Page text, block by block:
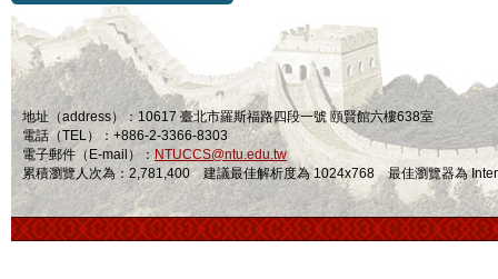
地址（address）：10617 臺北市羅斯福路四段一號 頤賢館六樓638室
電話（TEL）：+886-2-3366-8303
電子郵件（E-mail）： NTUCCS@ntu.edu.tw
累積瀏覽人次為：2,781,400 建議最佳解析度為 1024x768 最佳瀏覽器為